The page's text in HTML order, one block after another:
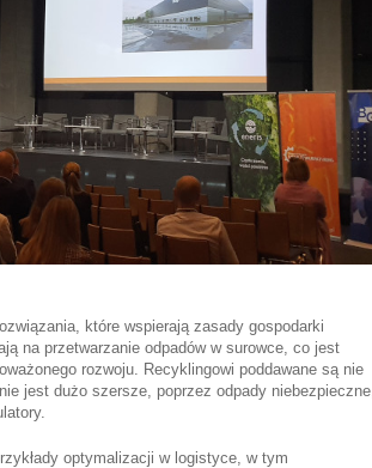
które wspierają zasady gospodarki
na przetwarzanie odpadów w surowce, co jest
rozwoju. Recyklingowi poddawane są nie
jest dużo szersze, poprzez odpady niebezpieczne,
optymalizacji w logistyce, w tym